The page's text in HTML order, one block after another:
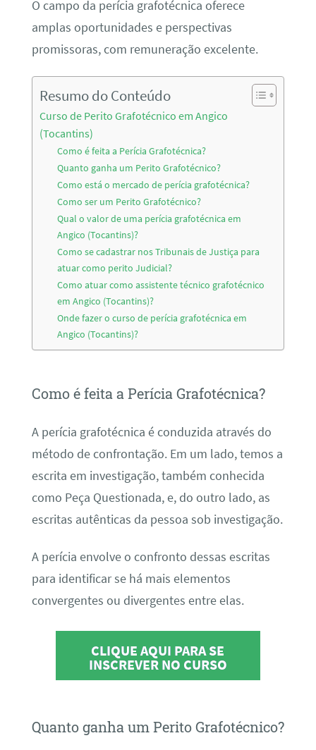
O campo da perícia grafotécnica oferece
amplas oportunidades e perspectivas
promissoras, com remuneração excelente.
Resumo do Conteúdo
Curso de Perito Grafotécnico em Angico
(Tocantins)
Como é feita a Perícia Grafotécnica?
Quanto ganha um Perito Grafotécnico?
Como está o mercado de perícia grafotécnica?
Como ser um Perito Grafotécnico?
Qual o valor de uma perícia grafotécnica em
Angico (Tocantins)?
Como se cadastrar nos Tribunais de Justiça para
atuar como perito Judicial?
Como atuar como assistente técnico grafotécnico
em Angico (Tocantins)?
Onde fazer o curso de perícia grafotécnica em
Angico (Tocantins)?
Como é feita a Perícia Grafotécnica?
A perícia grafotécnica é conduzida através do
método de confrontação. Em um lado, temos a
escrita em investigação, também conhecida
como Peça Questionada, e, do outro lado, as
escritas autênticas da pessoa sob investigação.
A perícia envolve o confronto dessas escritas
para identificar se há mais elementos
convergentes ou divergentes entre elas.
CLIQUE AQUI PARA SE
INSCREVER NO CURSO
Quanto ganha um Perito Grafotécnico?